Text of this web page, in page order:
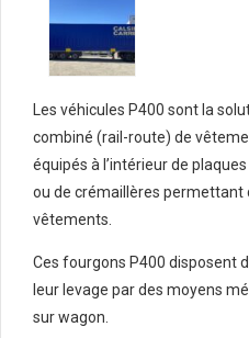
Les véhicules P400 sont la
combiné (rail-route) de
équipés à l’intérieur de
ou de crémaillères permettant
vêtements.
Ces fourgons P400 disposent
leur levage par des moyens
sur wagon.